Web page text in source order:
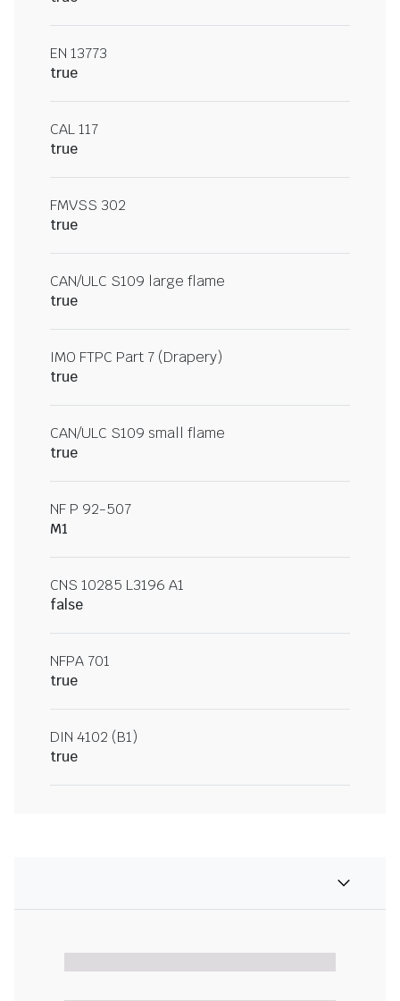
EN 13773
true
CAL 117
true
FMVSS 302
true
CAN/ULC S109 large flame
true
IMO FTPC Part 7 (Drapery)
true
CAN/ULC S109 small flame
true
NF P 92-507
M1
CNS 10285 L3196 A1
false
NFPA 701
true
DIN 4102 (B1)
true